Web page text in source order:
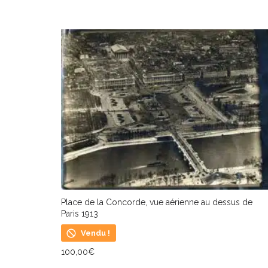
Place de la Concorde, vue aérienne au dessus de
Paris 1913
Vendu !
100,00€